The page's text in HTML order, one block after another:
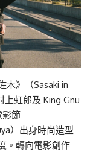
木》（Sasaki in
虹郎及 King Gnu
影節
）出身時尚造型
。轉向電影創作